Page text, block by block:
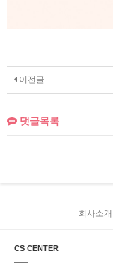
이전글
댓글목록
회사소개
CS CENTER